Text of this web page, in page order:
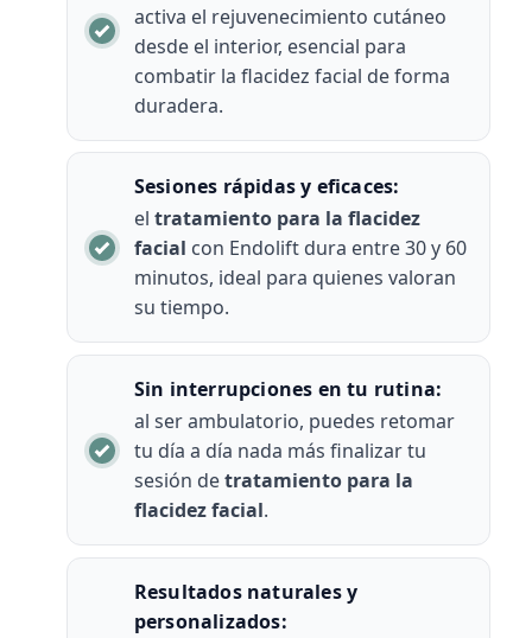
activa el rejuvenecimiento cutáneo
desde el interior, esencial para
combatir la flacidez facial de forma
duradera.
Sesiones rápidas y eficaces:
el tratamiento para la flacidez
facial con Endolift dura entre 30 y 60
minutos, ideal para quienes valoran
su tiempo.
Sin interrupciones en tu rutina:
al ser ambulatorio, puedes retomar
tu día a día nada más finalizar tu
sesión detratamiento para la
flacidez facial.
Resultados naturales y
personalizados: